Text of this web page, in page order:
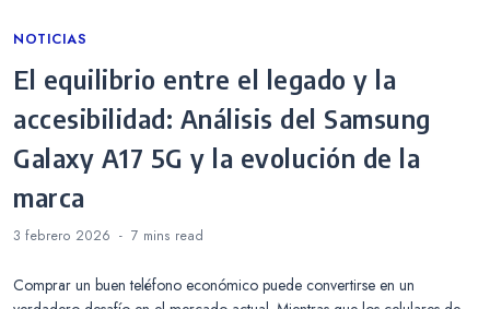
Categories
NOTICIAS
El equilibrio entre el legado y la
accesibilidad: Análisis del Samsung
Galaxy A17 5G y la evolución de la
marca
3 febrero 2026 7 mins read
Comprar un buen teléfono económico puede convertirse en un